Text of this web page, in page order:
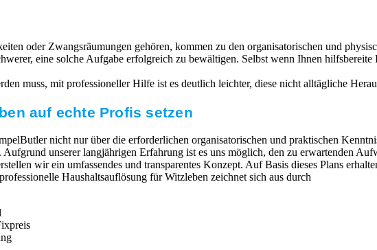
oder Zwangsräumungen gehören, kommen zu den organisatorischen und
eine solche Aufgabe erfolgreich zu bewältigen. Selbst wenn Ihnen hilfsbereite
muss, mit professioneller Hilfe ist es deutlich leichter, diese nicht alltägliche
auf echte Profis setzen
nicht nur über die erforderlichen organisatorischen und praktischen
unserer langjährigen Erfahrung ist es uns möglich, den zu erwartenden
wir ein umfassendes und transparentes Konzept. Auf Basis dieses Plans
Haushaltsauflösung für Witzleben zeichnet sich aus durch